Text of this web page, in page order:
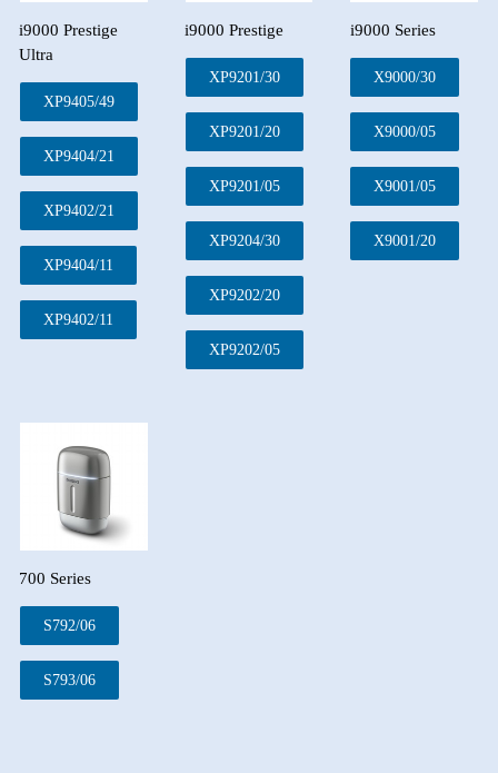
i9000 Prestige
Ultra
XP9405/49
XP9404/21
XP9402/21
XP9404/11
XP9402/11
i9000 Prestige
XP9201/30
XP9201/20
XP9201/05
XP9204/30
XP9202/20
XP9202/05
i9000 Series
X9000/30
X9000/05
X9001/05
X9001/20
700 Series
S792/06
S793/06